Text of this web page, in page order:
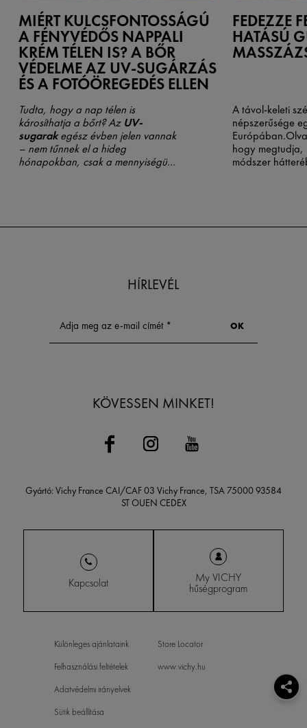
MIÉRT KULCSFONTOSSÁGÚ
A FÉNYVÉDŐS NAPPALI
KRÉM TÉLEN IS? A BŐR
VÉDELME AZ UV-SUGÁRZÁS
ÉS A FOTÓÖREGEDÉS ELLEN
Tudta, hogy a nap télen is
károsíthatja a bőrt? Az UV-
sugarakegész évben jelen vannak
– nem tűnnek el a hideg
hónapokban, csak a mennyiségük
FEDEZZE
HATÁSÚ
A távol-keleti
népszerűsége
hogy megtudja,
módszer
HÍRLEVÉL
KÖVESSEN MINKET!
Gyártó: Vichy France CAI/CAF 03 Vichy France, TSA 75000 93584
ST OUEN CEDEX
Kapcsolat My VICHY
hűségprogram
Különleges ajánlataink
Felhasználási feltételek
Adatvédelmi irányelvek
Sütik beállítása
Store Locator
www.vichy.hu